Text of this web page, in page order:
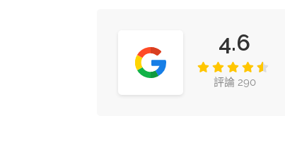
4.6
評論 290